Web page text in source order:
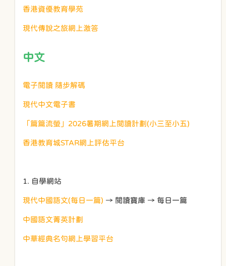
香港資優教育學苑
現代傳說之旅網上激答
中文
電子閱讀 隨步解碼
現代中文電子書
「篇篇流螢」2026暑期網上閱讀計劃(小三至小五)
香港教育城STAR網上評估平台
1. 自學網站
現代中國語文(每日一篇) → 閱讀寶庫 → 每日一篇
中國語文菁英計劃
中華經典名句網上學習平台